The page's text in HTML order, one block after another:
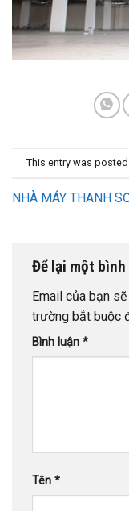
This entry was posted
NHÀ MÁY THANH
Để lại một bình
Email của bạn
trường bắt buộc
Bình luận *
Tên *